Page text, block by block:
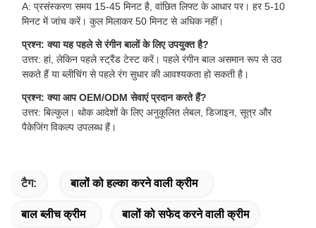
A: प्रसंस्करण समय 15-45 मिनट है, वांछित लिफ्ट के आधार पर। हर 5-10
मिनट में जांच करें। कुल मिलाकर 50 मिनट से अधिक नहीं।
प्रश्न: क्या यह पहले से रंगीन बालों के लिए उपयुक्त है?
उत्तर: हां, लेकिन पहले स्ट्रैंड टेस्ट करें। पहले रंगीन बाल असमान रूप से उठ
सकते हैं या ब्लीचिंग से पहले रंग सुधार की आवश्यकता हो सकती है।
प्रश्न: क्या आप OEM/ODM सेवाएं प्रदान करते हैं?
उत्तर: बिल्कुल। थोक आदेशों के लिए अनुकूलित लेबल, डिजाइन, सूत्र और
पैकेजिंग विकल्प उपलब्ध हैं।
टैग: बालों को हल्का करने वाली क्रीम
बाल ब्लीच क्रीम बालों को सफेद करने वाली क्रीम